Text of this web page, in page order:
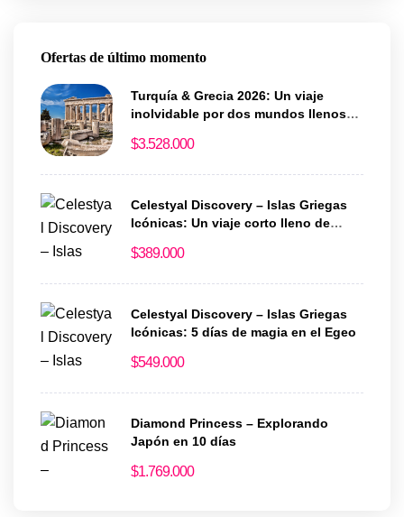
Ofertas de último momento
Turquía & Grecia 2026: Un viaje
inolvidable por dos mundos llenos
$3.528.000
Celestyal Discovery – Islas Griegas
Icónicas: Un viaje corto lleno de
$389.000
Celestyal Discovery – Islas Griegas
Icónicas: 5 días de magia en el Egeo
$549.000
Diamond Princess – Explorando
Japón en 10 días
$1.769.000